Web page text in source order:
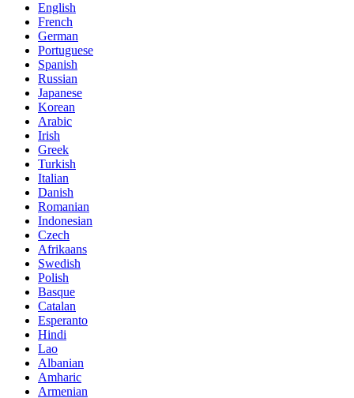
English
French
German
Portuguese
Spanish
Russian
Japanese
Korean
Arabic
Irish
Greek
Turkish
Italian
Danish
Romanian
Indonesian
Czech
Afrikaans
Swedish
Polish
Basque
Catalan
Esperanto
Hindi
Lao
Albanian
Amharic
Armenian